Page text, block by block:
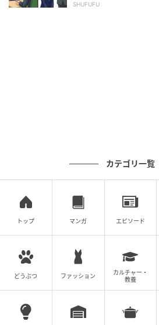
SHUFUFU
カテゴリ一覧
トップ マンガ エピソード
どうぶつ ファッション
カルチャー・
教養